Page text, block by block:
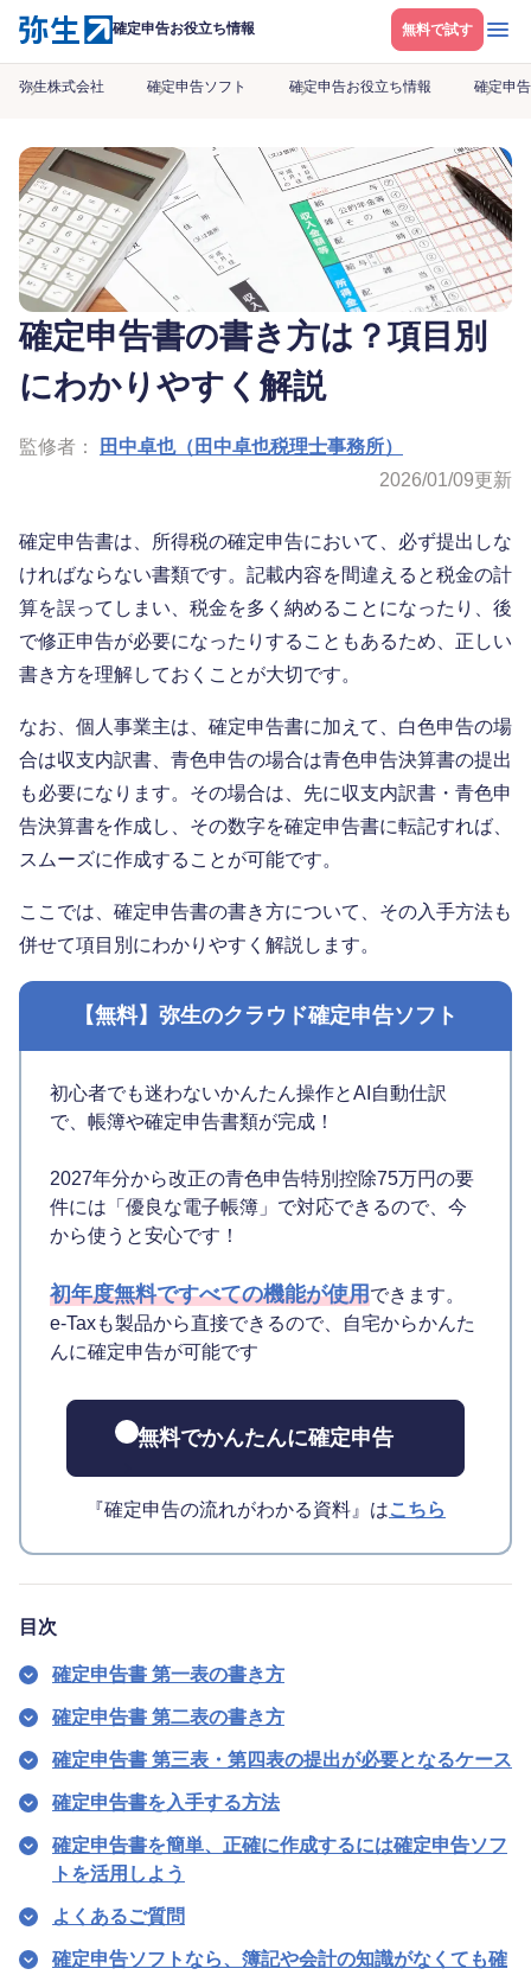
確定申告お役立ち情報 無料で試す メニ
弥生株式会社 確定申告ソフト 確定申告お役立ち情報 確定申
確定申告書の書き方は？項目別
にわかりやすく解説
監修者：
田中卓也（田中卓也税理士事務所）
2026/01/09更新
確定申告書は、所得税の確定申告において、必ず提出しな
ければならない書類です。記載内容を間違えると税金の計
算を誤ってしまい、税金を多く納めることになったり、後
で修正申告が必要になったりすることもあるため、正しい
書き方を理解しておくことが大切です。
なお、個人事業主は、確定申告書に加えて、白色申告の場
合は収支内訳書、青色申告の場合は青色申告決算書の提出
も必要になります。その場合は、先に収支内訳書・青色申
告決算書を作成し、その数字を確定申告書に転記すれば、
スムーズに作成することが可能です。
ここでは、確定申告書の書き方について、その入手方法も
併せて項目別にわかりやすく解説します。
【無料】弥生のクラウド確定申告ソフト
初心者でも迷わないかんたん操作とAI自動仕訳
で、帳簿や確定申告書類が完成！
2027年分から改正の青色申告特別控除75万円の要
件には「優良な電子帳簿」で対応できるので、今
から使うと安心です！
初年度無料ですべての機能が使用できます。
e-Taxも製品から直接できるので、自宅からかんた
んに確定申告が可能です
無料でかんたんに確定申告
『確定申告の流れがわかる資料』はこちら
目次
確定申告書 第一表の書き方
確定申告書 第二表の書き方
確定申告書 第三表・第四表の提出が必要となるケース
確定申告書を入手する方法
確定申告書を簡単、正確に作成するには確定申告ソフ
トを活用しよう
よくあるご質問
確定申告ソフトなら、簿記や会計の知識がなくても確